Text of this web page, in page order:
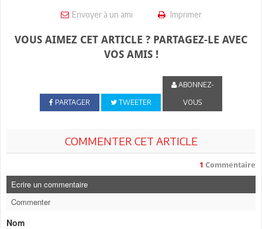
Envoyer à un ami Imprimer
VOUS AIMEZ CET ARTICLE ? PARTAGEZ-LE AVEC
VOS AMIS !
PARTAGER TWEETER
ABONNEZ-
VOUS
COMMENTER CET ARTICLE
1 Commentaire
Ecrire un commentaire
Commenter
Nom